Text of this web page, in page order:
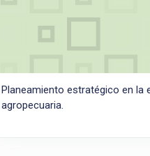
Planeamiento estratégico en la
agropecuaria.